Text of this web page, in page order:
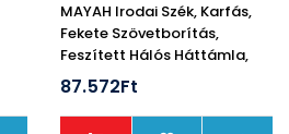
MAYAH Irodai Szék, Karfás,
Fekete Szövetborítás,
Feszített Hálós Háttámla,
Króm Lábkereszt,"Spirit"
87.572Ft